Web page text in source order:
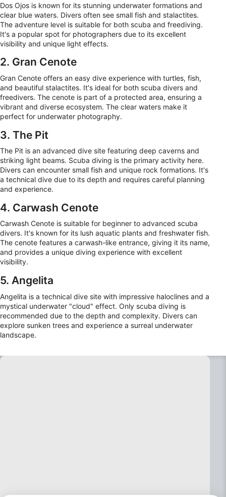
Dos Ojos is known for its stunning underwater formations and
clear blue waters. Divers often see small fish and stalactites.
The adventure level is suitable for both scuba and freediving.
It's a popular spot for photographers due to its excellent
visibility and unique light effects.
2. Gran Cenote
Gran Cenote offers an easy dive experience with turtles, fish,
and beautiful stalactites. It's ideal for both scuba divers and
freedivers. The cenote is part of a protected area, ensuring a
vibrant and diverse ecosystem. The clear waters make it
perfect for underwater photography.
3. The Pit
The Pit is an advanced dive site featuring deep caverns and
striking light beams. Scuba diving is the primary activity here.
Divers can encounter small fish and unique rock formations. It's
a technical dive due to its depth and requires careful planning
and experience.
4. Carwash Cenote
Carwash Cenote is suitable for beginner to advanced scuba
divers. It's known for its lush aquatic plants and freshwater fish.
The cenote features a carwash-like entrance, giving it its name,
and provides a unique diving experience with excellent
visibility.
5. Angelita
Angelita is a technical dive site with impressive haloclines and a
mystical underwater "cloud" effect. Only scuba diving is
recommended due to the depth and complexity. Divers can
explore sunken trees and experience a surreal underwater
landscape.